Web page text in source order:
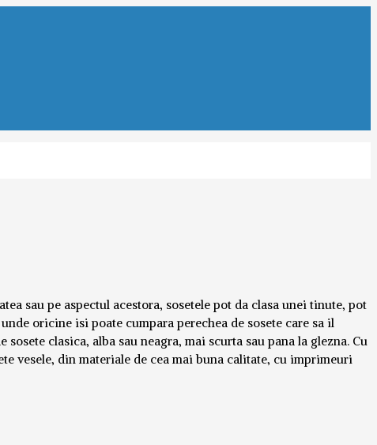
sau pe aspectul acestora, sosetele pot da clasa unei tinute, pot
oricine isi poate cumpara perechea de sosete care sa il
clasica, alba sau neagra, mai scurta sau pana la glezna. Cu
vesele, din materiale de cea mai buna calitate, cu imprimeuri